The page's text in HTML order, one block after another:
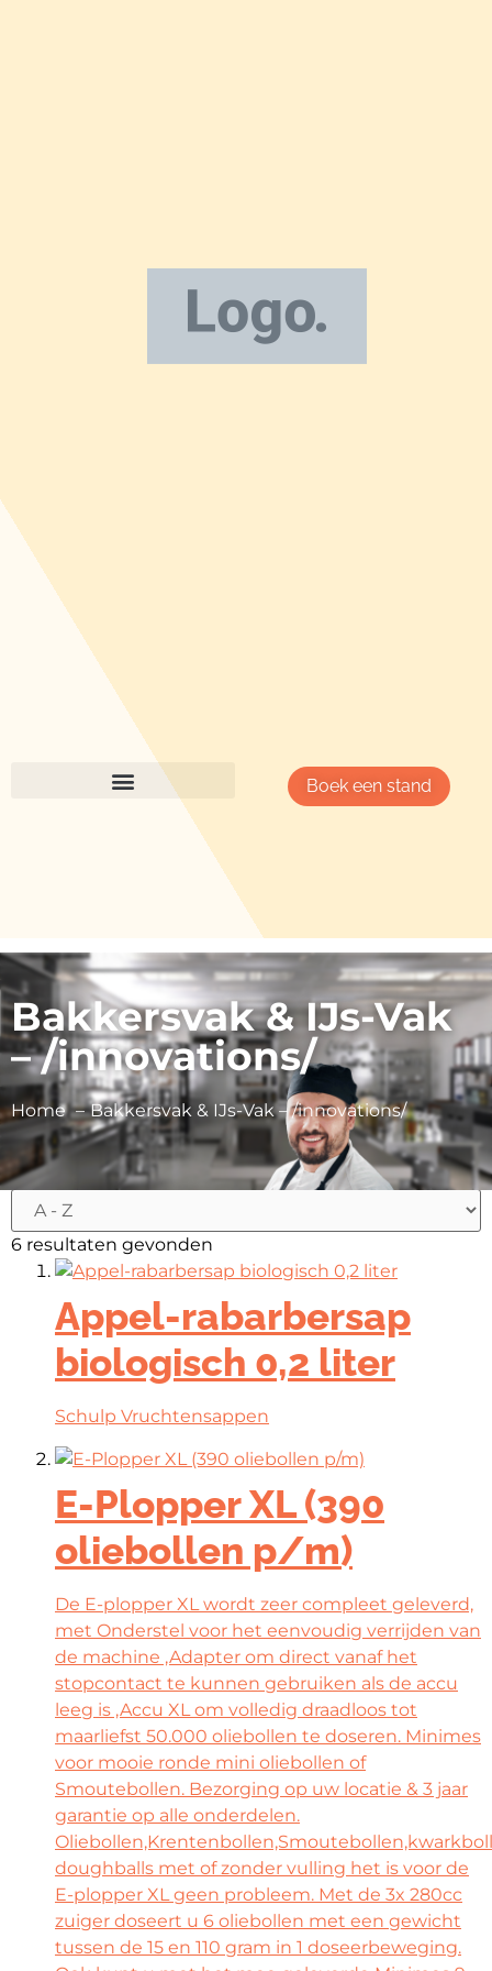
Boek een stand
Bakkersvak & IJs-Vak
– /innovations/
Home Bakkersvak & IJs-Vak – /innovations/
6 resultaten gevonden
Appel-rabarbersap
biologisch 0,2 liter
Schulp Vruchtensappen
E-Plopper XL (390
oliebollen p/m)
De E-plopper XL wordt zeer compleet geleverd,
met Onderstel voor het eenvoudig verrijden van
de machine ,Adapter om direct vanaf het
stopcontact te kunnen gebruiken als de accu
leeg is ,Accu XL om volledig draadloos tot
maarliefst 50.000 oliebollen te doseren. Minimes
voor mooie ronde mini oliebollen of
Smoutebollen. Bezorging op uw locatie & 3 jaar
garantie op alle onderdelen.
doughballs met of zonder vulling het is voor de
E-plopper XL geen probleem. Met de 3x 280cc
zuiger doseert u 6 oliebollen met een gewicht
tussen de 15 en 110 gram in 1 doseerbeweging.